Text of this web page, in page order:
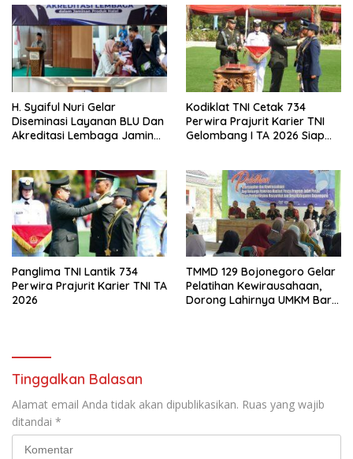
Potensi Kerugian Negara
Sebesar Rp6,7 Miliar
H. Syaiful Nuri Gelar
Diseminasi Layanan BLU Dan
Akreditasi Lembaga Jaminan
Kodiklat TNI Cetak 734
Perwira Prajurit Karier TNI
Gelombang I TA 2026 Siap
Panglima TNI Lantik 734
Perwira Prajurit Karier TNI TA
2026
TMMD 129 Bojonegoro Gelar
Pelatihan Kewirausahaan,
Dorong Lahirnya UMKM Baru
Tinggalkan Balasan
Alamat email Anda tidak akan dipublikasikan. Ruas yang wajib
ditandai *